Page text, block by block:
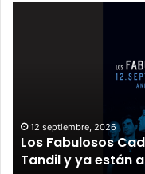
12 septiembre, 2026
Los Fabulosos
Tandil y ya están